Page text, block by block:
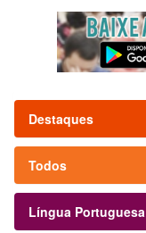
Destaques
Todos
Língua Portuguesa